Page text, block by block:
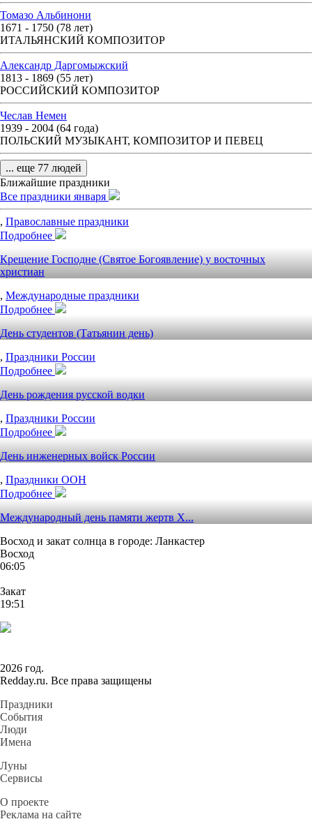
Томазо Альбинони
1671 - 1750 (78 лет)
ИТАЛЬЯНСКИЙ КОМПОЗИТОР
Александр Даргомыжский
1813 - 1869 (55 лет)
РОССИЙСКИЙ КОМПОЗИТОР
Чеслав Немен
1939 - 2004 (64 года)
ПОЛЬСКИЙ МУЗЫКАНТ, КОМПОЗИТОР И ПЕВЕЦ
... еще 77 людей
Ближайшие праздники
Все праздники января
, Православные праздники
Подробнее
Крещение Господне (Святое Богоявление) у восточных
христиан
, Международные праздники
Подробнее
День студентов (Татьянин день)
, Праздники России
Подробнее
День рождения русской водки
, Праздники России
Подробнее
День инженерных войск России
, Праздники ООН
Подробнее
Международный день памяти жертв Х...
Восход и закат солнца в городе: Ланкастер
Восход
06:05
Закат
19:51
2026 год.
Redday.ru. Все права защищены
Праздники
События
Люди
Имена
Луны
Сервисы
О проекте
Реклама на сайте